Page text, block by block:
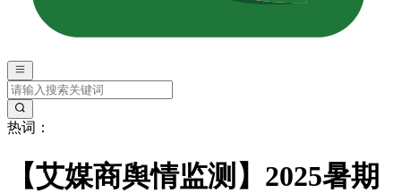
热词：
【艾媒商舆情监测】2025暑期